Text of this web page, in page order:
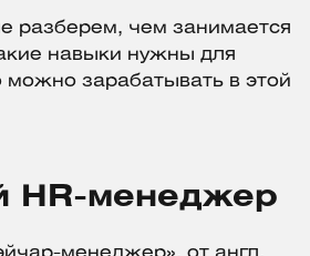
разберем, чем занимается
навыки нужны для
можно зарабатывать в этой
HR-менеджер